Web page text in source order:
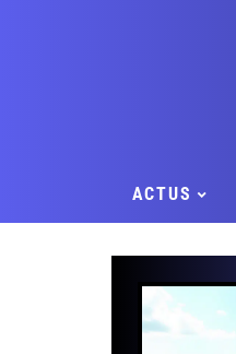
ACTUS